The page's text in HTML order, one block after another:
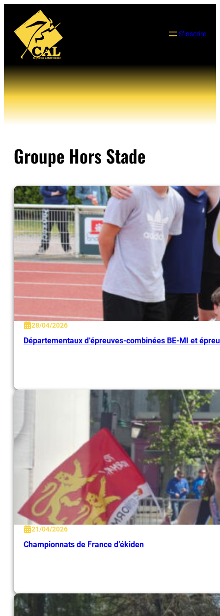
contenu
S’inscrire
Groupe Hors Stade
28/04/2026
Départementaux d’épreuves-combinées BE-MI et
21/04/2026
Championnats de France d’ékiden